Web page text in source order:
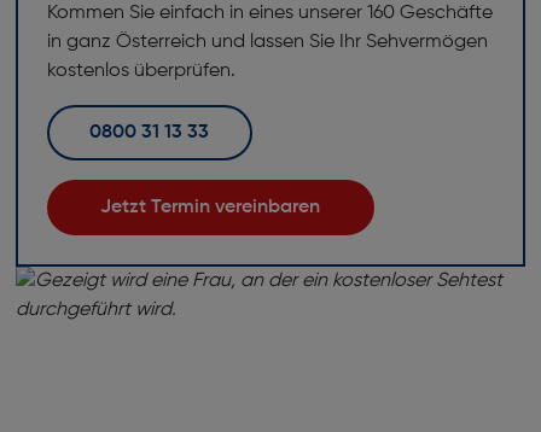
Kommen Sie einfach in eines unserer 160 Geschäfte
in ganz Österreich und lassen Sie Ihr Sehvermögen
kostenlos überprüfen.
0800 31 13 33
Jetzt Termin vereinbaren